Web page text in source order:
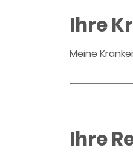
Ihre
Meine
Ihre